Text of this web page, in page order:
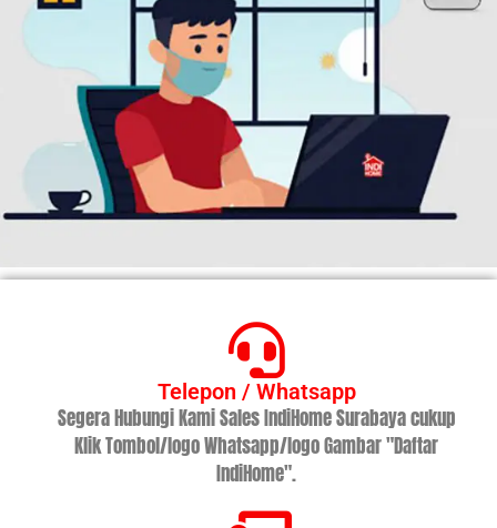
Telepon / Whatsapp
Segera Hubungi Kami Sales IndiHome Surabaya cukup
Klik Tombol/logo Whatsapp/logo Gambar "Daftar
IndiHome".